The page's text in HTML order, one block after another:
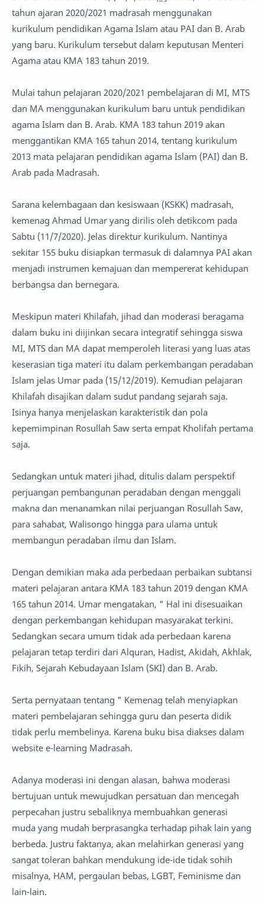
tahun ajaran 2020/2021 madrasah menggunakan
kurikulum pendidikan Agama Islam atau PAI dan B. Arab
yang baru. Kurikulum tersebut dalam keputusan Menteri
Agama atau KMA 183 tahun 2019.
Mulai tahun pelajaran 2020/2021 pembelajaran di MI, MTS
dan MA menggunakan kurikulum baru untuk pendidikan
agama Islam dan B. Arab. KMA 183 tahun 2019 akan
menggantikan KMA 165 tahun 2014, tentang kurikulum
2013 mata pelajaran pendidikan agama Islam (PAI) dan B.
Arab pada Madrasah.
Sarana kelembagaan dan kesiswaan (KSKK) madrasah,
kemenag Ahmad Umar yang dirilis oleh detikcom pada
Sabtu (11/7/2020). Jelas direktur kurikulum. Nantinya
sekitar 155 buku disiapkan termasuk di dalamnya PAI akan
menjadi instrumen kemajuan dan mempererat kehidupan
berbangsa dan bernegara.
Meskipun materi Khilafah, jihad dan moderasi beragama
dalam buku ini diijinkan secara integratif sehingga siswa
MI, MTS dan MA dapat memperoleh literasi yang luas atas
keserasian tiga materi itu dalam perkembangan peradaban
Islam jelas Umar pada (15/12/2019). Kemudian pelajaran
Khilafah disajikan dalam sudut pandang sejarah saja.
Isinya hanya menjelaskan karakteristik dan pola
kepemimpinan Rosullah Saw serta empat Kholifah pertama
saja.
Sedangkan untuk materi jihad, ditulis dalam perspektif
perjuangan pembangunan peradaban dengan menggali
makna dan menanamkan nilai perjuangan Rosullah Saw,
para sahabat, Walisongo hingga para ulama untuk
membangun peradaban ilmu dan Islam.
Dengan demikian maka ada perbedaan perbaikan subtansi
materi pelajaran antara KMA 183 tahun 2019 dengan KMA
165 tahun 2014. Umar mengatakan, " Hal ini disesuaikan
dengan perkembangan kehidupan masyarakat terkini.
Sedangkan secara umum tidak ada perbedaan karena
pelajaran tetap terdiri dari Alquran, Hadist, Akidah, Akhlak,
Fikih, Sejarah Kebudayaan Islam (SKI) dan B. Arab.
Serta pernyataan tentang " Kemenag telah menyiapkan
materi pembelajaran sehingga guru dan peserta didik
tidak perlu membelinya. Karena buku bisa diakses dalam
website e-learning Madrasah.
Adanya moderasi ini dengan alasan, bahwa moderasi
bertujuan untuk mewujudkan persatuan dan mencegah
perpecahan justru sebaliknya membuahkan generasi
muda yang mudah berprasangka terhadap pihak lain yang
berbeda. Justru faktanya, akan melahirkan generasi yang
sangat toleran bahkan mendukung ide-ide tidak sohih
misalnya, HAM, pergaulan bebas, LGBT, Feminisme dan
lain-lain.